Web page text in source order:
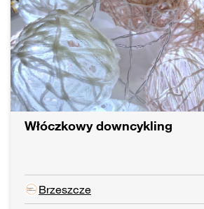
Włóczkowy downcykling
Brzeszcze